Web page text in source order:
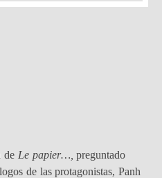
de Le papier…, preguntado
de las protagonistas, Panh